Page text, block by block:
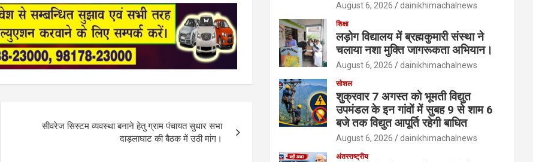
सीवरेज सिस्टम व्यवस्था बनाने हेतु ग्राम पंचायत सुधार सभा
दाड़लाघाट की बैठक में उठी मांग।
August 6, 2026 dainikhimachalnews
शिक्षा
लड़ोग विद्यालय में ब्रह्मकुमारी संस्था ने
चलाया नशा मुक्ति जागरूकता अभियान।
August 6, 2026 dainikhimachalnews
सोशल
शुक्रवार 7 अगस्त को भूमती विद्युत
उपमंडल के इन गांवों में सुबह 9 से शाम 6
बजे तक विद्युत आपूर्ति रहेगी बाधित
August 6, 2026 dainikhimachalnews
अंतरराष्ट्रीय